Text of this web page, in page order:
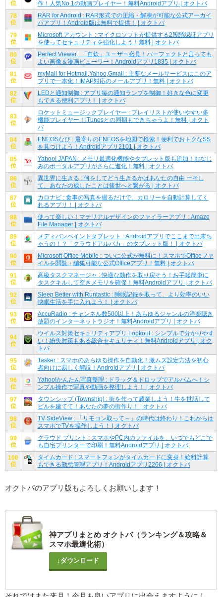
位
作！人気No.1の動画プレイヤー！無料Androidアプリ | オクトバ
78
位
RAR for Android : RAR形式での圧縮・解凍が可能な公式アーカイ
バアプリ！Android版は無料で提供！ | オクトバ
79
位
Microsoft アカウント : マイクロソフトが提供する2段階認証アプリ
を使ってセキュリティを強化しよう！無料 | オクトバ
80
位
Perfect Viewer : 「自炊」ユーザー必見！パーフェクトと言っても
よい画像＆漫画ビューワー！Androidアプリ1835 | オクトバ
81
位
myMail for Hotmail,Yahoo,Gmail : 主要なメールサービスはこのア
プリで一本化！IMAP対応のメールアプリ！無料 | オクトバ
82
位
LEDと通知制御 : アプリ毎の通知ランプを制御！好きな色に変更
もできる便利アプリ！ | オクトバ
83
位
ロケットミュージックプレイヤー : プレイリストが使いやすい多
機能プレイヤー！iTunesとの同期もできちゃうよ！無料 | オクト
バ
84
位
ENEOSなび : 最寄りのENEOSを地図で検索！便利でおトクなSS
を見つけよう！Androidアプリ2101 | オクトバ
85
位
Yahoo! JAPAN : メモリ最適化機能やタブレット版も追加！おなじ
みのポータルアプリがさらに進化！無料 | オクトバ
86
位
異世界に生きる : 何をしてどう生きるかはあなたの自由 ーそし
て、あなたの成したことは後世へと繋がる | オクトバ
87
位
カロナビ : 食事の写真を撮るだけで、カロリーを自動計算してく
れるアプリ！ | オクトバ
88
位
使って楽しい！マテリアルデザインのファイラーアプリ : Amaze
File Manager | オクトバ
89
位
メディバンペイントタブレット : Androidアプリでここまで出来ち
ゃうの！？「クラウドアルパカ」のタブレット版！ | オクトバ
90
位
Microsoft Office Mobile : ついに公式が無料に！スマホでOfficeファ
イルを閲覧・編集可能な公式Officeアプリ！無料 | オクトバ
91
位
高級タスクマネージャ : 快適な動作を取り戻そう！お手軽簡単に
タスクキルして空きメモリを確保！無料Androidアプリ | オクトバ
92
位
Sleep Better with Runtastic : 睡眠記録を取って、より効率のいい
快眠生活を手に入れよう！ | オクトバ
93
位
AccuRadio : チャンネル数500以上！あらゆるジャンルの洋楽聴き
放題のインターネットラジオ！無料Androidアプリ | オクトバ
94
位
ウイルス対策セキュリティアプリ Lookout : シンプルで分かりやす
い！紛失対策もある総合セキュリティ！無料Androidアプリ | オク
トバ
95
位
Tasker : スマホのあらゆる操作を自動化！激ムズ設定方法を初心
者向けに易しく解説！Androidアプリ | オクトバ
96
位
Yahoo!かんたん写真整理 : ドラッグ＆ドロップでアルバムへ！シ
ンプル操作で写真や動画を整理しよう！ | オクトバ
97
位
タウンシップ (Township) : 街を作って農業しよう！牛を世話して
ビルを建てて！あなたの夢の街作り！ | オクトバ
98
位
TV SideView : 「リモコン取って～」の時代は終わり！これからは
スマホでTVを操作しよう！ | オクトバ
99
位
クラウド プリント : スマホやPC内のファイルを、いつでもどこで
も自宅プリンターで印刷！無料Androidアプリ | オクトバ
100
位
タイムカード : スマートフォンがタイムカードに変身！給料計算
もできる勤怠管理アプリ！Androidアプリ2266 | オクトバ
オクトバのアプリ版もよろしくお願いします！
神アプリまとめ オクトバ（ランキング＆攻略＆
スマホ最適化術）
↓ダウンロード